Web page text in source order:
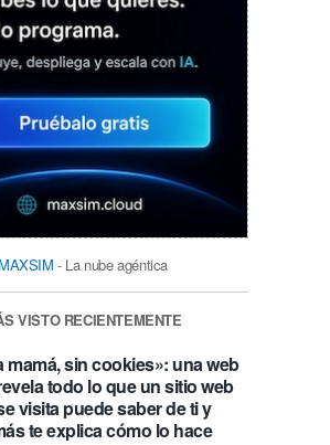
MAXSIM - La nube agéntica
VISTO RECIENTEMENTE
mamá, sin cookies»: una web
todo lo que un sitio web
visita puede saber de ti y
te explica cómo lo hace